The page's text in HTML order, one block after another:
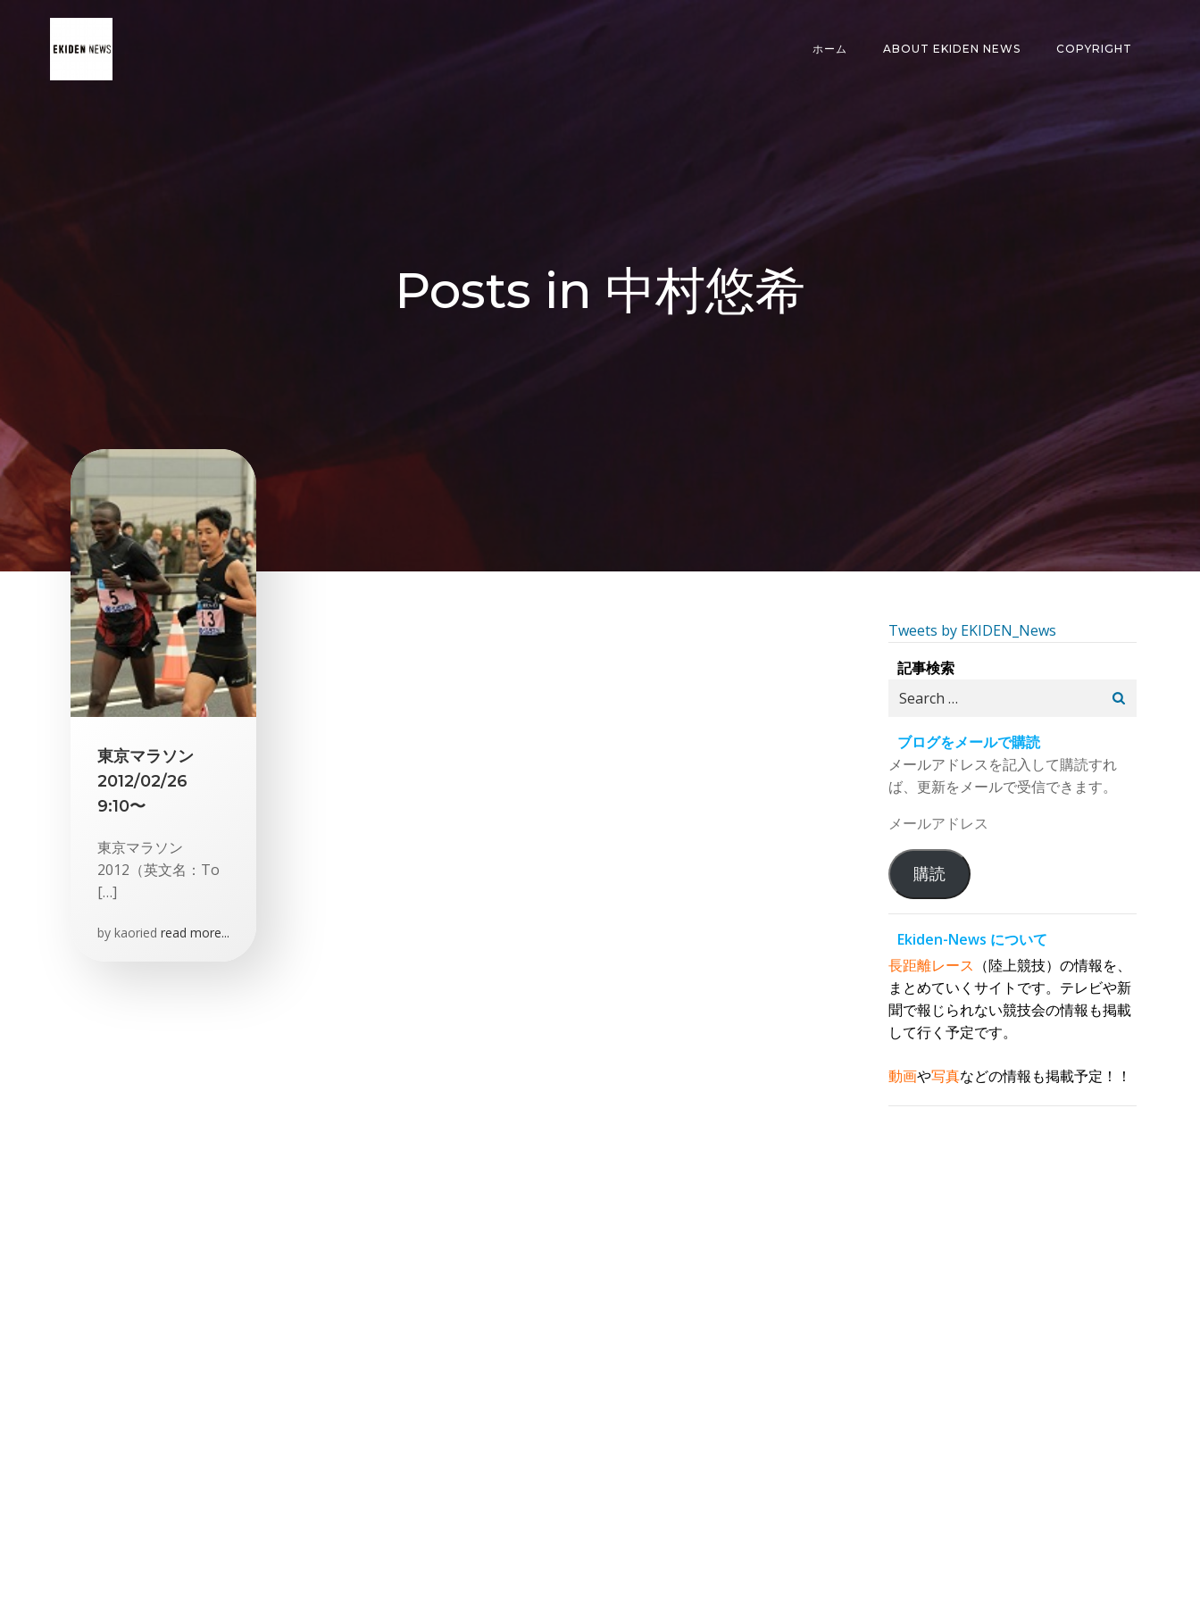
ホーム ABOUT EKIDEN NEWS COPYRIGHT
Posts in 中村悠希
東京マラソン
2012/02/26
9:10〜
東京マラソン
2012（英文名：To
[…]
by kaoried read more...
Tweets by EKIDEN_News
記事検索
Search
ブログをメールで購読
メールアドレスを記入して購読すれ
ば、更新をメールで受信できます。
メ
ル
ア
ド
レ
ス
購読
Ekiden-News について
長距離レース （陸上競技）の情報を、
まとめていくサイトです。テレビや新
聞で報じられない競技会の情報も掲載
して行く予定です。
動画や写真などの情報も掲載予定！！